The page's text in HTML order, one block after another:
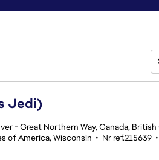
Jedi)
- Great Northern Way, Canada,
of America, Wisconsin • Nr ref.215639 •